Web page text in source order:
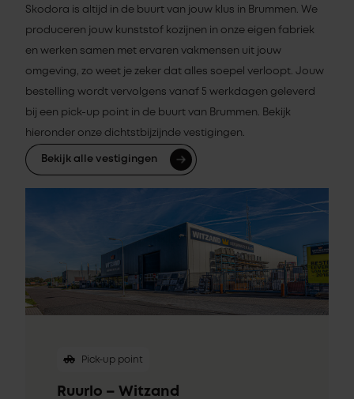
Skodora is altijd in de buurt van jouw klus in Brummen. We
produceren jouw kunststof kozijnen in onze eigen fabriek
en werken samen met ervaren vakmensen uit jouw
omgeving, zo weet je zeker dat alles soepel verloopt. Jouw
bestelling wordt vervolgens vanaf 5 werkdagen geleverd
bij een pick-up point in de buurt van Brummen. Bekijk
hieronder onze dichtstbijzijnde vestigingen.
Bekijk alle vestigingen
Pick-up point
Ruurlo – Witzand